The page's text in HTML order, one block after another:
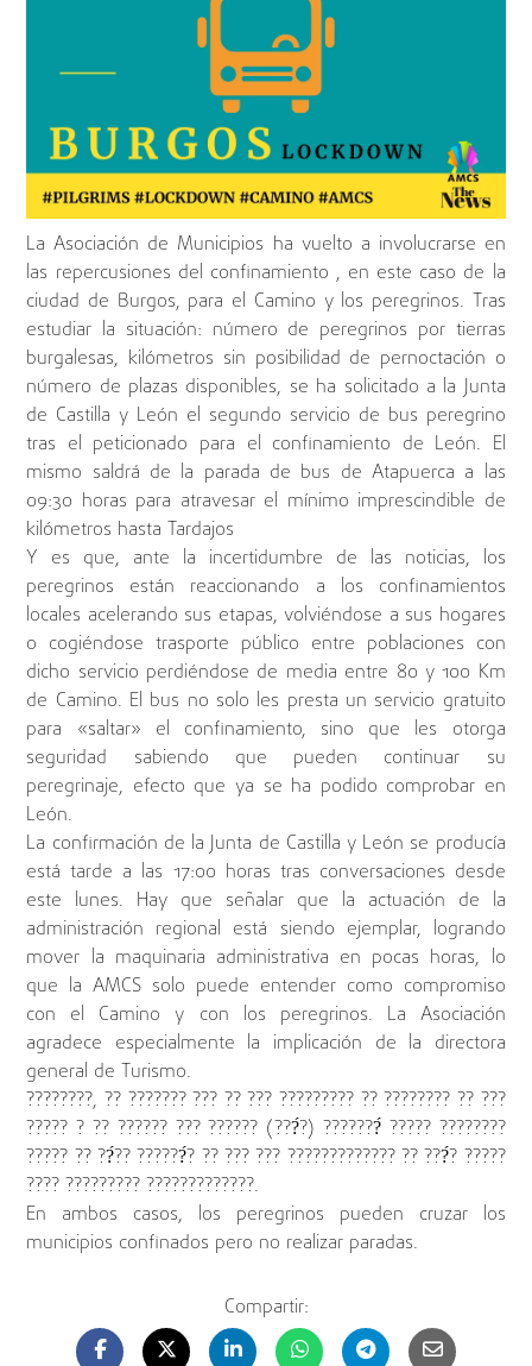
La Asociación de Municipios ha vuelto a involucrarse en
las repercusiones del confinamiento , en este caso de la
ciudad de Burgos, para el Camino y los peregrinos. Tras
estudiar la situación: número de peregrinos por tierras
burgalesas, kilómetros sin posibilidad de pernoctación o
número de plazas disponibles, se ha solicitado a la Junta
de Castilla y León el segundo servicio de bus peregrino
tras el peticionado para el confinamiento de León. El
mismo saldrá de la parada de bus de Atapuerca a las
09:30 horas para atravesar el mínimo imprescindible de
kilómetros hasta Tardajos
Y es que, ante la incertidumbre de las noticias, los
peregrinos están reaccionando a los confinamientos
locales acelerando sus etapas, volviéndose a sus hogares
o cogiéndose trasporte público entre poblaciones con
dicho servicio perdiéndose de media entre 80 y 100 Km
de Camino. El bus no solo les presta un servicio gratuito
para «saltar» el confinamiento, sino que les otorga
seguridad sabiendo que pueden continuar su
peregrinaje, efecto que ya se ha podido comprobar en
León.
La confirmación de la Junta de Castilla y León se producía
está tarde a las 17:00 horas tras conversaciones desde
este lunes. Hay que señalar que la actuación de la
administración regional está siendo ejemplar, logrando
mover la maquinaria administrativa en pocas horas, lo
que la AMCS solo puede entender como compromiso
con el Camino y con los peregrinos. La Asociación
agradece especialmente la implicación de la directora
general de Turismo.
????????, ?? ??????? ??? ?? ??? ????????? ?? ???????? ?? ???
????? ? ?? ?????? ??? ?????? (???́?) ???????́ ????? ????????
????? ?? ??́?? ??????́? ?? ??? ??? ????????????? ?? ???́? ?????
???? ????????? ?????????????.
En ambos casos, los peregrinos pueden cruzar los
municipios confinados pero no realizar paradas.
Compartir: